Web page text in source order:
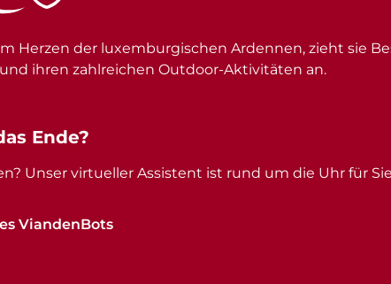
Ende?
Unser virtueller Assistent ist rund um die Uhr für
ViandenBots
Herzen der luxemburgischen Ardennen, zieht sie
ihren zahlreichen Outdoor-Aktivitäten an.